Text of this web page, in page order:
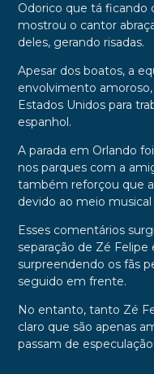
Odorico que tá ficando
mostrou o cantor
deles, gerando risadas.
Apesar dos boatos, a
envolvimento
Estados Unidos para
espanhol.
A parada em Orlando
nos parques com a
também reforçou que
devido ao meio
Esses comentários
separação de Zé Felipe
surpreendendo os fãs
seguido em frente.
No entanto, tanto Zé
claro que são apenas
passam de especulação.